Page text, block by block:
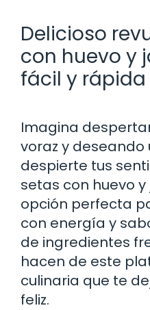
Delicioso
con huevo y
fácil y rápida
Imagina
voraz y deseando
despierte tus
setas con huevo
opción perfecta
con energía y
de ingredientes
hacen de este
culinaria que te
feliz.